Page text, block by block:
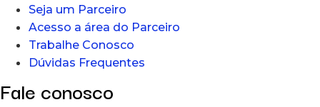
Seja um Parceiro
Acesso a área do Parceiro
Trabalhe Conosco
Dúvidas Frequentes
Fale conosco